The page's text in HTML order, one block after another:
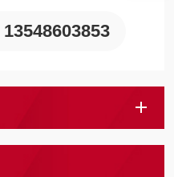
13548603853